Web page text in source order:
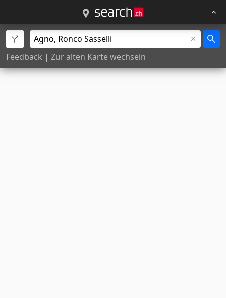
Feedback | Zur alten Karte wechseln